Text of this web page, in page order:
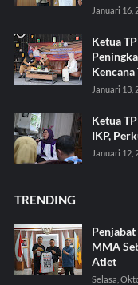
Januari 16,
Ketua
Kencana
Januari 13,
Ketua
IKP,
Januari 12,
TRENDING
MMA
Atlet
Selasa,